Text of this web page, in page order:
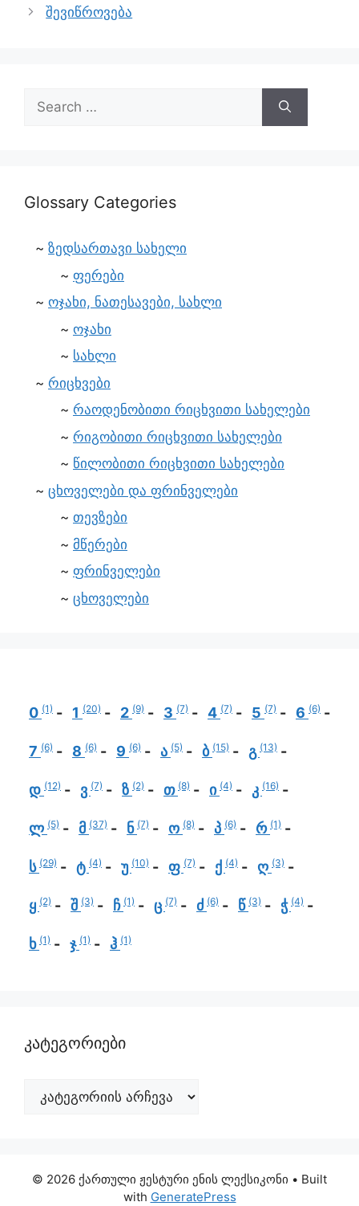
შევიწროვება
Glossary Categories
ზედსართავი სახელი
ფერები
ოჯახი, ნათესავები, სახლი
ოჯახი
სახლი
რიცხვები
რაოდენობითი რიცხვითი სახელები
რიგობითი რიცხვითი სახელები
წილობითი რიცხვითი სახელები
ცხოველები და ფრინველები
თევზები
მწერები
ფრინველები
ცხოველები
0 (1) 1 (20) 2 (9) 3 (7) 4 (7) 5 (7) 6 (6)
7 (6) 8 (6) 9 (6) ა (5) ბ (15) გ (13)
დ (12) ვ (7) ზ (2) თ (8) ი (4) კ (16)
ლ (5) მ (37) ნ (7) ო (8) პ (6) რ (1)
ს (29) ტ (4) უ (10) ფ (7) ქ (4) ღ (3)
ყ (2) შ (3) ჩ (1) ც (7) ძ (6) წ (3) ჭ (4)
ხ (1) ჯ (1) ჰ (1)
კატეგორიები
© 2026 ქართული ჟესტური ენის ლექსიკონი • Built
with GeneratePress